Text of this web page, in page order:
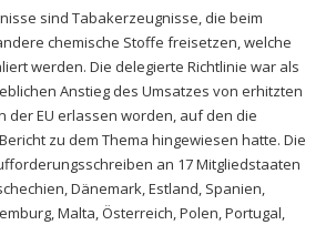
sind Tabakerzeugnisse, die beim
chemische Stoffe freisetzen, welche
werden. Die delegierte Richtlinie war als
Anstieg des Umsatzes von erhitzten
der EU erlassen worden, auf den die
zu dem Thema hingewiesen hatte. Die
an 17 Mitgliedstaaten
Dänemark, Estland, Spanien,
Malta, Österreich, Polen, Portugal,